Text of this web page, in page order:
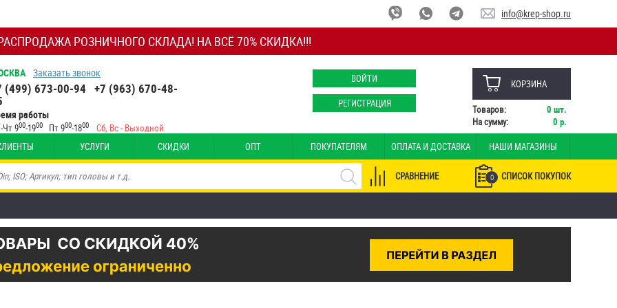
РОЗНИЧНОГО СКЛАДА! НА ВСЁ 70% СКИДКА!!!
info@krep-shop.ru
Заказать звонок
(499) 673-00-94 +7 (963) 670-48-
работы
Чт 900-1900 Пт 900-1800 Сб, Вс - Выходной
ВОЙТИ
РЕГИСТРАЦИЯ
КОРЗИНА
Товаров: 0 шт.
На сумму:
0 р.
УСЛУГИ СКИДКИ ОПТ ПОКУПАТЕЛЯМ ОПЛАТА И ДОСТАВКА НАШИ МАГАЗИНЫ
0 СПИСОК ПОКУПОК
СРАВНЕНИЕ